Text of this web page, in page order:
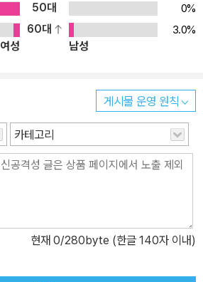
50대
0%
60대
3.0%
여성
남성
게시물 운영 원칙
카테고리
현재 0/280byte (한글 140자 이내)